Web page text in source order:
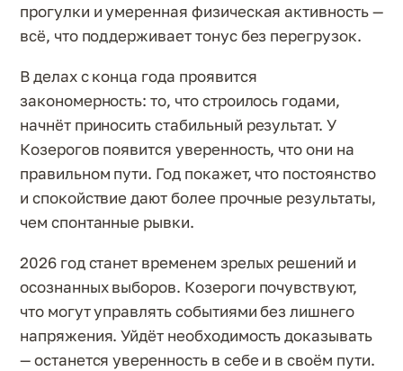
прогулки и умеренная физическая активность —
всё, что поддерживает тонус без перегрузок.
В делах с конца года проявится
закономерность: то, что строилось годами,
начнёт приносить стабильный результат. У
Козерогов появится уверенность, что они на
правильном пути. Год покажет, что постоянство
и спокойствие дают более прочные результаты,
чем спонтанные рывки.
2026 год станет временем зрелых решений и
осознанных выборов. Козероги почувствуют,
что могут управлять событиями без лишнего
напряжения. Уйдёт необходимость доказывать
— останется уверенность в себе и в своём пути.